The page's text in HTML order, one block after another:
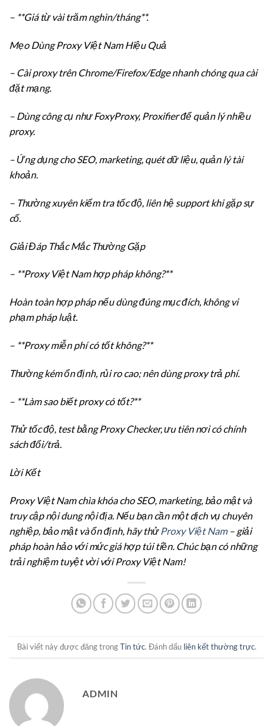
– **Giá từ vài trăm nghìn/tháng**.
Mẹo Dùng Proxy Việt Nam Hiệu Quả
– Cài proxy trên Chrome/Firefox/Edge nhanh chóng qua cài
đặt mạng.
– Dùng công cụ như FoxyProxy, Proxifier để quản lý nhiều
proxy.
– Ứng dụng cho SEO, marketing, quét dữ liệu, quản lý tài
khoản.
– Thường xuyên kiểm tra tốc độ, liên hệ support khi gặp sự
cố.
Giải Đáp Thắc Mắc Thường Gặp
– **Proxy Việt Nam hợp pháp không?**
Hoàn toàn hợp pháp nếu dùng đúng mục đích, không vi
phạm pháp luật.
– **Proxy miễn phí có tốt không?**
Thường kém ổn định, rủi ro cao; nên dùng proxy trả phí.
– **Làm sao biết proxy có tốt?**
Thử tốc độ, test bằng Proxy Checker, ưu tiên nơi có chính
sách đổi/trả.
Lời Kết
Proxy Việt Nam chìa khóa cho SEO, marketing, bảo mật và
truy cập nội dung nội địa. Nếu bạn cần một dịch vụ chuyên
nghiệp, bảo mật và ổn định, hãy thử Proxy Việt Nam– giải
pháp hoàn hảo với mức giá hợp túi tiền. Chúc bạn có những
trải nghiệm tuyệt vời với Proxy Việt Nam!
Bài viết này được đăng trongTin tức. Đánh dấu liên kết thường trực.
ADMIN